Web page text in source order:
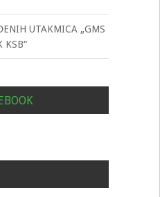
UTAKMICA „GMS
KSB“